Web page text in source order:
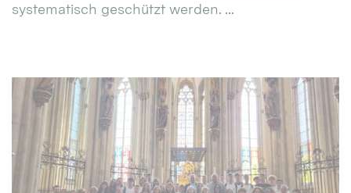
systematisch geschützt werden. ...